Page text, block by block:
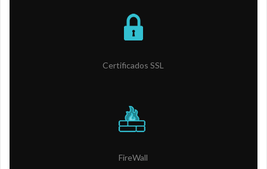
Certificados SSL
FireWall